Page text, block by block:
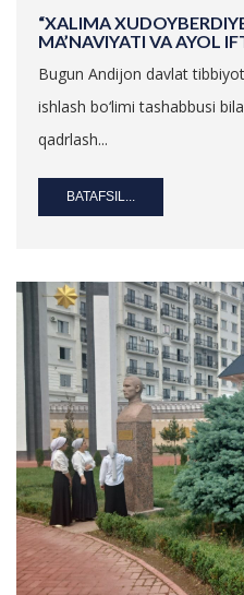
“XALIMA
MA’NAVIYATI VA AYOL
Bugun Andijon davlat
ishlash bo‘limi tashabbusi
qadrlash...
BATAFSIL...